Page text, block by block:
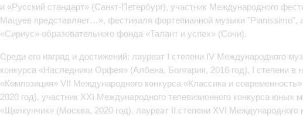
и «Русский стандарт» (Санкт-Петербург), участник Международного
Мацуев представляет…», фестиваля фортепианной музыки "Pianissimo",
«Сириус» образовательного фонда «Талант и успех» (Сочи).
Среди его наград и достижений: лауреат I степени IV Международного
конкурса «Наследники Орфея» (Албена, Болгария, 2016 год), I степени в
«Композиция» VII Международного конкурса «Классика и современность»
2020 год), участник XXI Международного телевизионного конкурса юных
«Щелкунчик» (Москва, 2020 год), лауреат II степени XVI